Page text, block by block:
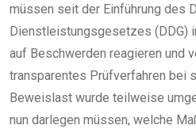
müssen seit der Einführung des
Dienstleistungsgesetzes (DDG)
auf Beschwerden reagieren und
transparentes Prüfverfahren bei
Beweislast wurde teilweise
nun darlegen müssen, welche